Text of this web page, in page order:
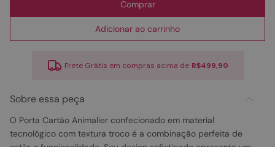
Comprar
Adicionar ao carrinho
Frete Grátis em compras acima de R$499,90
Sobre essa peça
O Porta Cartão Animalier confecionado em material
tecnológico com textura troco é a combinação perfeita de